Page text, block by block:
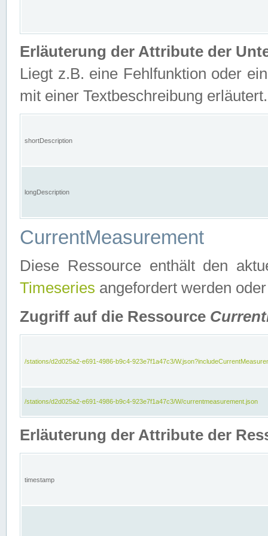
Erläuterung der Attribute der
Liegt z.B. eine Fehlfunktion oder
mit einer Textbeschreibung erläutert.
shortDescription
longDescription
CurrentMeasurement
Diese Ressource enthält den
Timeseries angefordert werden
Zugriff auf die Ressource
/stations/d2d025a2-e691-4986-b9c4-923e7f1a47c3/
/stations/d2d025a2-e691-4986-b9c4-923e7f1a47c3/W/currentmeasurement.json
Erläuterung der Attribute der
timestamp